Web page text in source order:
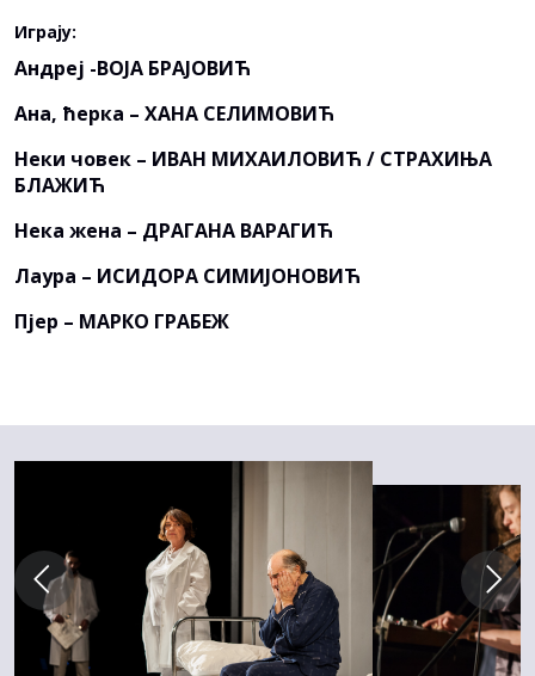
Играју:
Андреј -ВОЈА БРАЈОВИЋ
Ана, ћерка – ХАНА СЕЛИМОВИЋ
Неки човек – ИВАН МИХАИЛОВИЋ / СТРАХИЊА
БЛАЖИЋ
Нека жена – ДРАГАНА ВАРАГИЋ
Лаура – ИСИДОРА СИМИЈОНОВИЋ
Пјер – МАРКО ГРАБЕЖ